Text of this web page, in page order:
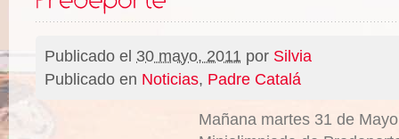
Publicado el 30 mayo, 2011 por Silvia
Publicado en Noticias, Padre Catalá
Mañana martes 31 de